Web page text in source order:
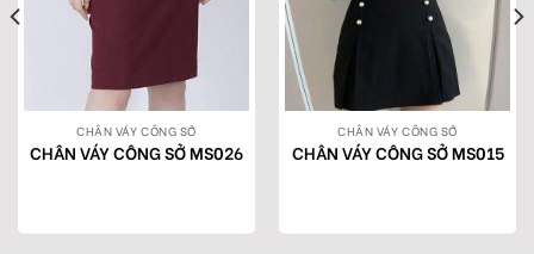
CHÂN VÁY CÔNG SỞ
CHÂN VÁY CÔNG SỞ MS026
CHÂN VÁY CÔNG SỞ
CHÂN VÁY CÔNG SỞ MS015